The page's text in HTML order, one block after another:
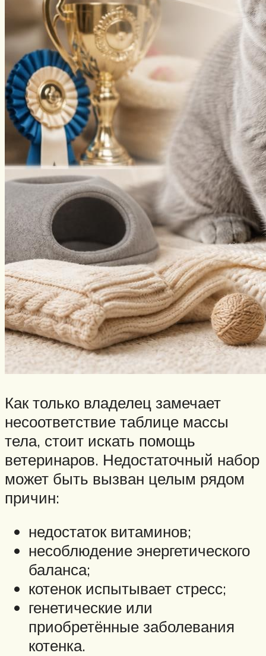
Как только владелец замечает
несоответствие таблице массы
тела, стоит искать помощь
ветеринаров. Недостаточный набор
может быть вызван целым рядом
причин:
недостаток витаминов;
несоблюдение энергетического
баланса;
котенок испытывает стресс;
генетические или
приобретённые заболевания
котенка.